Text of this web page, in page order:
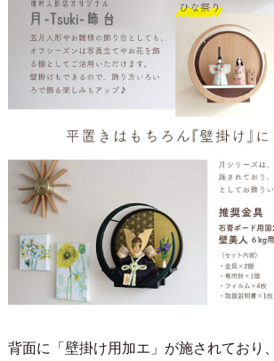
背面に「壁掛け用加エ」が施されており